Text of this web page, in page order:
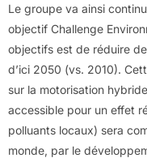
Le groupe va ainsi
objectif Challenge
objectifs est de réduire
d’ici 2050 (vs. 2010).
sur la motorisation
accessible pour un effet
polluants locaux) sera
monde, par le